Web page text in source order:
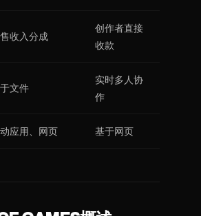
收入分成
创作者直接
收款
文件
实时多人协
作
应用、网页 基于网页